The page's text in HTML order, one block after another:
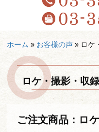
ホーム » お客様の声 » ロケ
ロケ・撮影・収
ご注文商品：ロ